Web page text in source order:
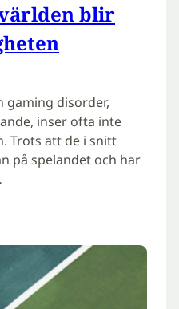
blir
gaming disorder,
inser ofta inte
Trots att de i snitt
på spelandet och har